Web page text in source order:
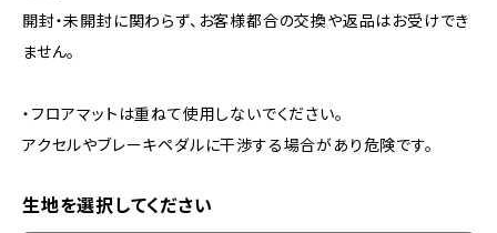
開封・未開封に関わらず、お客様都合の交換や返品はお受けでき
ません。
・フロアマットは重ねて使用しないでください。
アクセルやブレーキペダルに干渉する場合があり危険です。
生地を選択してください